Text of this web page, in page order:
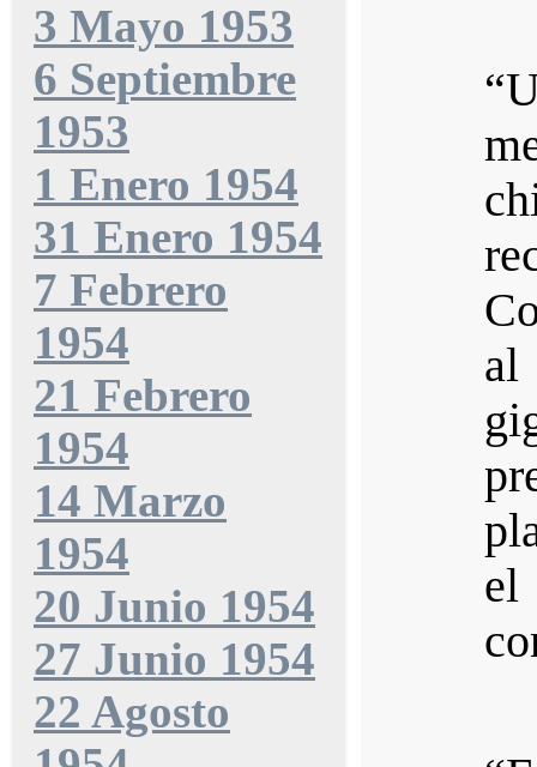
3 Mayo 1953
6 Septiembre
1953
1 Enero 1954
31 Enero 1954
7 Febrero
1954
21 Febrero
1954
14 Marzo
1954
20 Junio 1954
27 Junio 1954
22 Agosto
al